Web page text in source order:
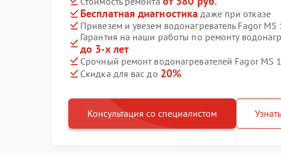
Бесплатная диагностика даже при отказе
Привезем и увезем водонагреватель Fagor MS
Гарантия на наши работы по ремонту
до 3-х лет
Срочный ремонт водонагревателей Fagor MS
Скидка для вас до 20%
Консультация со специалистом